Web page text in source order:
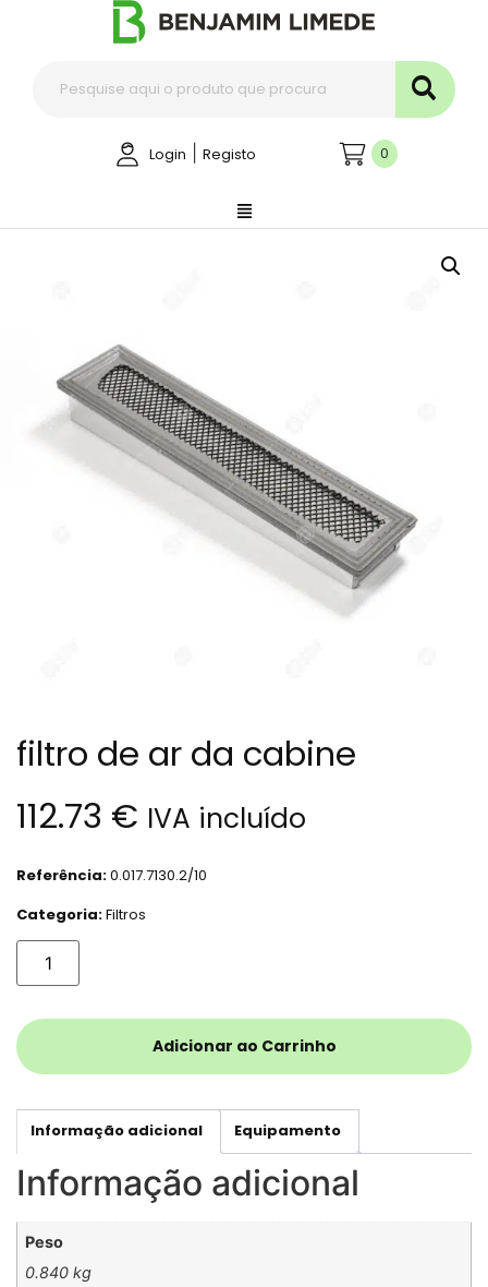
Login Registo 0
filtro de ar da cabine
112.73 € IVA incluído
Referência:0.017.7130.2/10
Categoria:Filtros
Adicionar ao Carrinho
Informação adicional Equipamento
Informação adicional
Peso
0.840 kg